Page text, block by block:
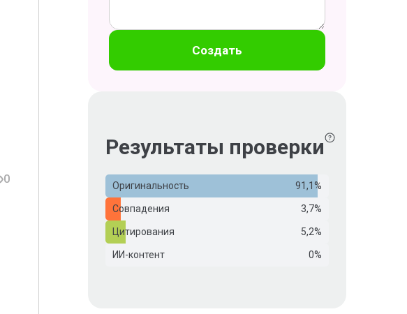
0
Создать
Результаты проверки
Оригинальность 91,1%
Совпадения 3,7%
Цитирования 5,2%
ИИ-контент 0%